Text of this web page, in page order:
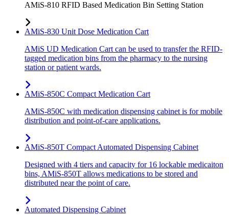
AMiS-810 RFID Based Medication Bin Setting Station
AMiS-830 Unit Dose Medication Cart
AMiS UD Medication Cart can be used to transfer the RFID-
tagged medication bins from the pharmacy to the nursing
station or patient wards.
AMiS-850C Compact Medication Cart
AMiS-850C with medication dispensing cabinet is for mobile
distribution and point-of-care applications.
AMiS-850T Compact Automated Dispensing Cabinet
Designed with 4 tiers and capacity for 16 lockable medicaiton
bins, AMiS-850T allows medications to be stored and
distributed near the point of care.
Automated Dispensing Cabinet